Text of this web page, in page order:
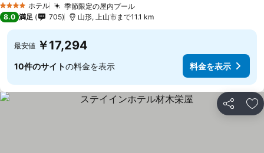
4 ホテルのランク
ホテル 季節限定の屋内プール
8.0 満足 705 山形, 上山市まで11.1 km
最安値 ￥17,294
10件のサイトの料金を表示 料金を表示
シェア お